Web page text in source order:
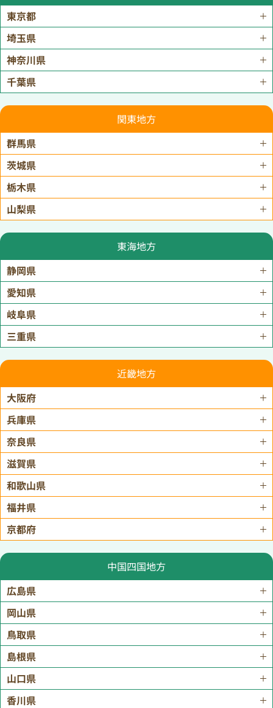
東京都
埼玉県
神奈川県
千葉県
関東地方
群馬県
茨城県
栃木県
山梨県
東海地方
静岡県
愛知県
岐阜県
三重県
近畿地方
大阪府
兵庫県
奈良県
滋賀県
和歌山県
福井県
京都府
中国四国地方
広島県
岡山県
鳥取県
島根県
山口県
香川県